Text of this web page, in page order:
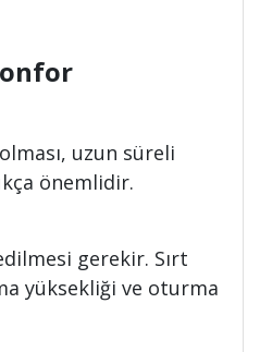
uzun süreli
önemlidir.
gerekir. Sırt
yüksekliği ve oturma